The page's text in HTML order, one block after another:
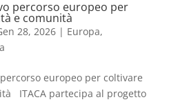
percorso europeo per
e comunità
28, 2026| Europa,
europeo per coltivare
ITACA partecipa al progetto